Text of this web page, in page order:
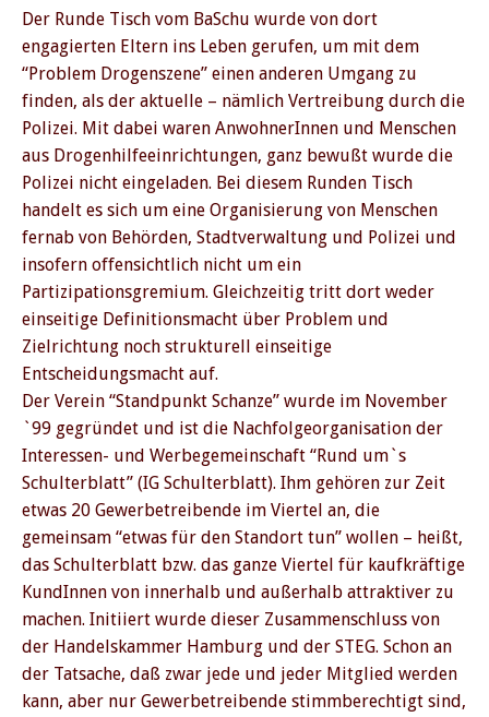
Der Runde Tisch vom BaSchu wurde von dort
engagierten Eltern ins Leben gerufen, um mit dem
“Problem Drogenszene” einen anderen Umgang zu
finden, als der aktuelle – nämlich Vertreibung durch die
Polizei. Mit dabei waren AnwohnerInnen und Menschen
aus Drogenhilfeeinrichtungen, ganz bewußt wurde die
Polizei nicht eingeladen. Bei diesem Runden Tisch
handelt es sich um eine Organisierung von Menschen
fernab von Behörden, Stadtverwaltung und Polizei und
insofern offensichtlich nicht um ein
Partizipationsgremium. Gleichzeitig tritt dort weder
einseitige Definitionsmacht über Problem und
Zielrichtung noch strukturell einseitige
Entscheidungsmacht auf.
Der Verein “Standpunkt Schanze” wurde im November
`99 gegründet und ist die Nachfolgeorganisation der
Interessen- und Werbegemeinschaft “Rund um`s
Schulterblatt” (IG Schulterblatt). Ihm gehören zur Zeit
etwas 20 Gewerbetreibende im Viertel an, die
gemeinsam “etwas für den Standort tun” wollen – heißt,
das Schulterblatt bzw. das ganze Viertel für kaufkräftige
KundInnen von innerhalb und außerhalb attraktiver zu
machen. Initiiert wurde dieser Zusammenschluss von
der Handelskammer Hamburg und der STEG. Schon an
der Tatsache, daß zwar jede und jeder Mitglied werden
kann, aber nur Gewerbetreibende stimmberechtigt sind,